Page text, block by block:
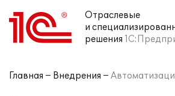
Отраслевые
и
решения
Главная Внедрения